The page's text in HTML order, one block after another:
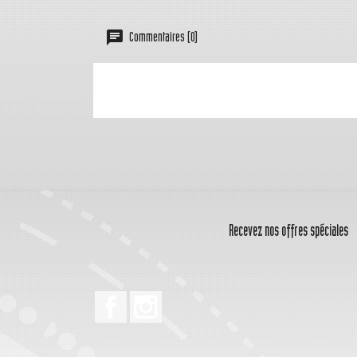
Commentaires (0)
Recevez nos offres spéciales